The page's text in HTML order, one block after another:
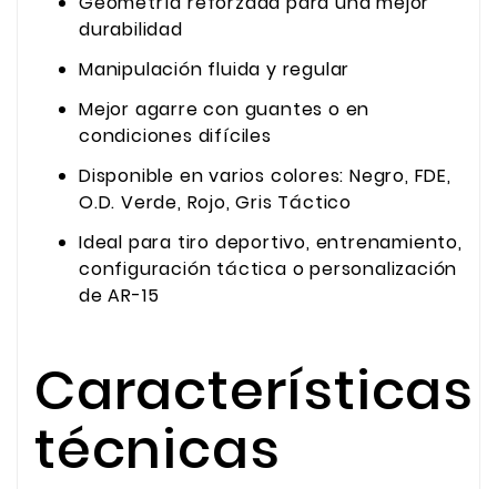
durabilidad
Manipulación fluida y regular
Mejor agarre con guantes o en
condiciones difíciles
Disponible en varios colores: Negro, FDE,
O.D. Verde, Rojo, Gris Táctico
Ideal para tiro deportivo, entrenamiento,
configuración táctica o personalización
de AR-15
Características
técnicas